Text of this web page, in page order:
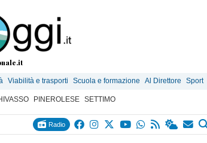
Viabilità e trasporti Scuola e formazione Al Direttore Sport
PINEROLESE SETTIMO
Radio